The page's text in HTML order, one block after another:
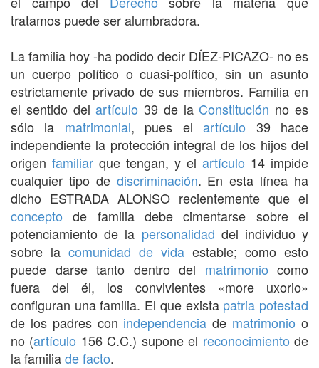
tratamos puede ser alumbradora.
La familia hoy -ha podido decir DÍEZ-PICAZO- no es
un cuerpo político o cuasi-político, sin un asunto
estrictamente privado de sus miembros. Familia en
el sentido delartículo 39 de la Constitución no es
sólo la matrimonial, pues elartículo 39 hace
independiente la protección integral de los hijos del
origen familiar que tengan, y el artículo 14 impide
cualquier tipo de discriminación. En esta línea ha
dicho ESTRADA ALONSO recientemente que el
concepto de familia debe cimentarse sobre el
potenciamiento de la personalidad del individuo y
sobre la comunidad de vida estable; como esto
puede darse tanto dentro del matrimonio como
fuera del él, los convivientes «more uxorio»
configuran una familia. El que exista patria potestad
de los padres con independencia de matrimonio o
no (artículo 156 C.C.) supone el reconocimiento de
la familiade facto.